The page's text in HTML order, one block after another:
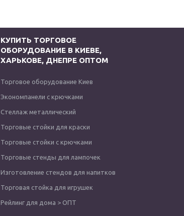
КУПИТЬ ТОРГОВОЕ
ОБОРУДОВАНИЕ В КИЕВЕ,
ХАРЬКОВЕ, ДНЕПРЕ ОПТОМ
Торговое оборудование Киев
Экономпанели с крючками
Стеллаж металлический
Торговые стойки для краски
Торговые стойки с крючками
Торговые стенды для лампочек
Изготовление стендов для напитков
Торговая стойка для игрушек
Рейлинг для дома > ОПТ